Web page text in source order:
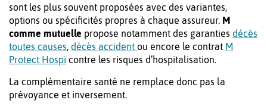
sont les plus souvent proposées avec des variantes,
options ou spécificités propres à chaque assureur. M
comme mutuelle propose notamment des garanties décès
toutes causes décès accident ou encore le contrat M
Protect Hospi contre les risques d’hospitalisation.
La complémentaire santé ne remplace donc pas la
prévoyance et inversement.